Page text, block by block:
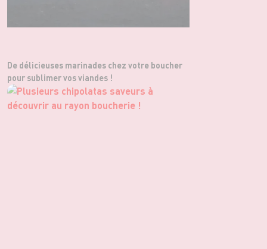
De délicieuses marinades chez votre boucher
pour sublimer vos viandes !